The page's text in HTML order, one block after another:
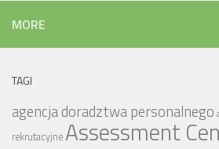
MORE
TAGI
agencja doradztwa personalnego
rekrutacyjne Assessment